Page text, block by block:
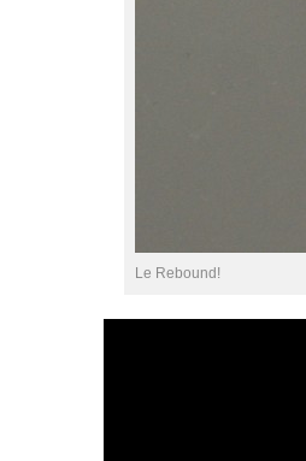
Le Rebound!